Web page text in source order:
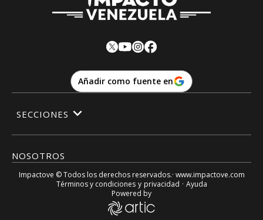
Añadir como fuente en
NOSOTROS
SECCIONES
Impactove © Todos los derechos reservados.· www.impactove.com
Términos y condiciones y privacidad · Ayuda
Powered by